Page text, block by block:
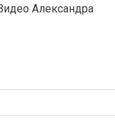
Александра